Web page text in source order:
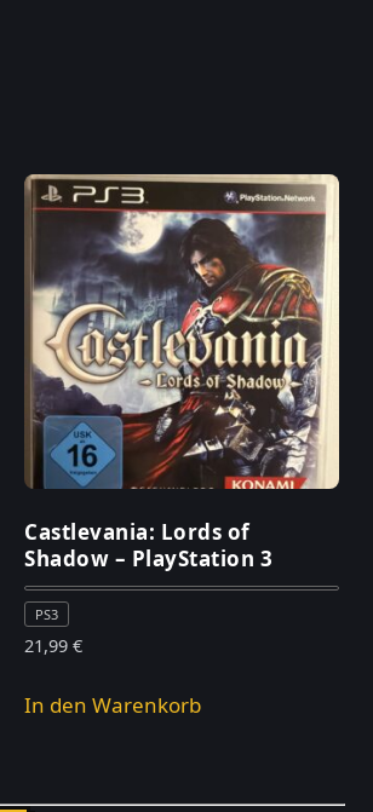
Castlevania: Lords of
Shadow – PlayStation 3
PS3
21,99€
In den Warenkorb